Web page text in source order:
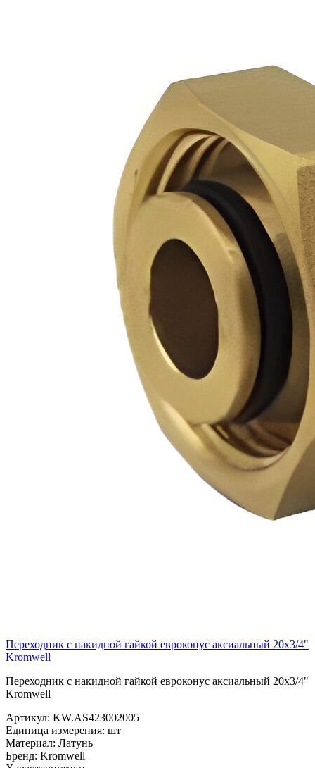
Переходник с накидной гайкой евроконус аксиальный 20х3/4"
Kromwell
Переходник с накидной гайкой евроконус аксиальный 20х3/4"
Kromwell
Артикул: KW.AS423002005
Единица измерения: шт
Материал: Латунь
Бренд: Kromwell